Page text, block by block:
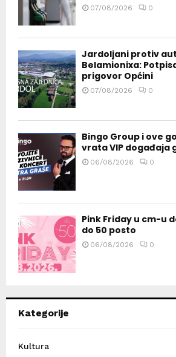
07/08/2026 0
Jardoljani protiv
Belamionixa:
prigovor Općini
07/08/2026 0
Bingo Group i ove
vrata VIP događaja
06/08/2026 0
Pink Friday u cm-u
do 50 posto
06/08/2026 0
Kategorije
Kultura